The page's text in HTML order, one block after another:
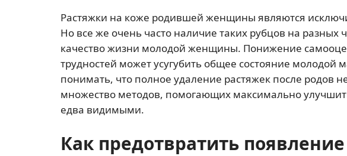
Растяжки на коже родившей женщины являются
Но все же очень часто наличие таких рубцов на разных
качество жизни молодой женщины. Понижение
трудностей может усугубить общее состояние
понимать, что полное удаление растяжек после родов
множество методов, помогающих максимально
едва видимыми.
Как предотвратить